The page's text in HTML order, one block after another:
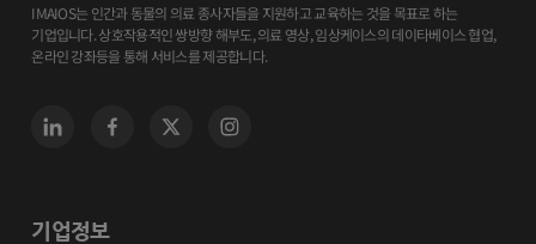
IMAIOS는 인간과 동물의 의료 종사자들을 지원하고 교육하는 것을 목표로 하는
기업입니다. 상호작용적인 쌍방향 해부도, 의료 영상, 임상케이스의 데이타베이스 협업,
온라인 강좌등을 통해 서비스를 제공합니다.
기업정보